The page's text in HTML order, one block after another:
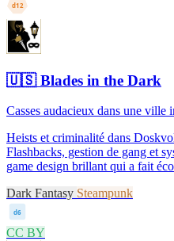
d12
🇺🇸Blades in the Dark
Casses audacieux dans une ville
Heists et criminalité dans
Flashbacks, gestion de gang et
game design brillant qui a fait
Dark Fantasy Steampunk
d6
CC BY